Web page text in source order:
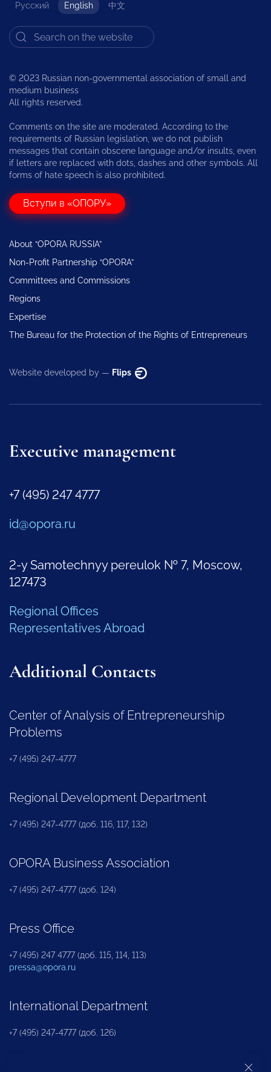
Русский English 中文
© 2023 Russian non-governmental association of small and
medium business
All rights reserved.
Comments on the site are moderated. According to the
requirements of Russian legislation, we do not publish
messages that contain obscene language and/or insults, even
if letters are replaced with dots, dashes and other symbols. All
forms of hate speech is also prohibited.
Вступи в «ОПОРУ»
About “OPORA RUSSIA”
Non-Profit Partnership “OPORA”
Committees and Commissions
Regions
Expertise
The Bureau for the Protection of the Rights of Entrepreneurs
Website developed by — Flips
Executive management
+7 (495) 247 4777
id@opora.ru
2-y Samotechnyy pereulok № 7, Moscow,
127473
Regional Offices
Representatives Abroad
Additional Contacts
Center of Analysis of Entrepreneurship
Problems
+7 (495) 247-4777
Regional Development Department
+7 (495) 247-4777 (доб. 116, 117, 132)
OPORA Business Association
+7 (495) 247-4777 (доб. 124)
Press Office
+7 (495) 247 4777 (доб. 115, 114, 113)
pressa@opora.ru
International Department
+7 (495) 247-4777 (доб. 126)